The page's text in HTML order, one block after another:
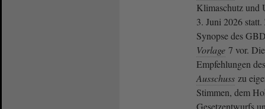
Klimaschutz und
3. Juni 2026
Synopse des
Vorlage 7 vor.
Empfehlungen
Ausschuss zu
Stimmen, dem
Gesetzentwurfs